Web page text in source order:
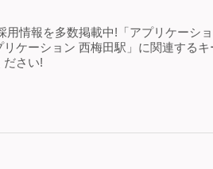
情報を多数掲載中!「アプリケーシ
ケーション 西梅田駅」に関連するキ
ださい!